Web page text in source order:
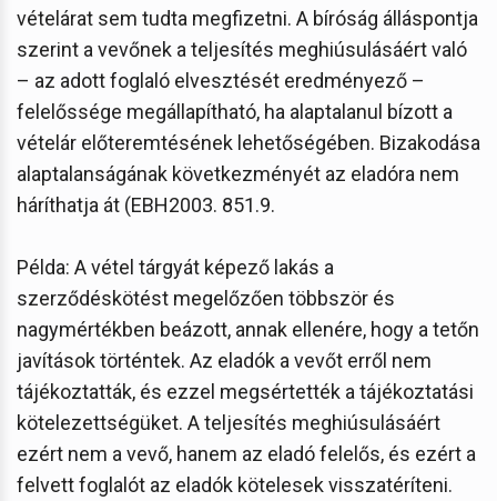
vételárat sem tudta megfizetni. A bíróság álláspontja
szerint a vevőnek a teljesítés meghiúsulásáért való
– az adott foglaló elvesztését eredményező –
felelőssége megállapítható, ha alaptalanul bízott a
vételár előteremtésének lehetőségében. Bizakodása
alaptalanságának következményét az eladóra nem
háríthatja át (EBH2003. 851.9.
Példa: A vétel tárgyát képező lakás a
szerződéskötést megelőzően többször és
nagymértékben beázott, annak ellenére, hogy a tetőn
javítások történtek. Az eladók a vevőt erről nem
tájékoztatták, és ezzel megsértették a tájékoztatási
kötelezettségüket. A teljesítés meghiúsulásáért
ezért nem a vevő, hanem az eladó felelős, és ezért a
felvett foglalót az eladók kötelesek visszatéríteni.